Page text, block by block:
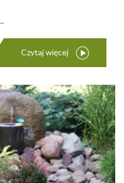
Czytaj więcej